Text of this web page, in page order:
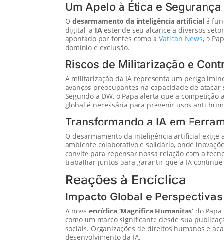
Um Apelo à Ética e Segurança
Odesarmamento da inteligência artificial é
digital, a IA estende seu alcance a diversos
apontado por fontes como aVatican News, o
domínio e exclusão.
Riscos de Militarização e
A militarização da IA representa um perigo
avanços preocupantes na capacidade de
Segundo a DW, o Papa alerta que a
global é necessária para prevenir usos anti-
Transformando a IA em
O desarmamento da inteligência artificial
ambiente colaborativo e solidário, onde
convite para repensar nossa relação com a
trabalhar juntos para garantir que a IA
Reações à Encíclica
Impacto Global e Perspectivas
A novaencíclica ‘Magnifica Humanitas’ do Papa
como um marco significante desde sua
sociais. Organizações de direitos humanos e
desenvolvimento da IA.